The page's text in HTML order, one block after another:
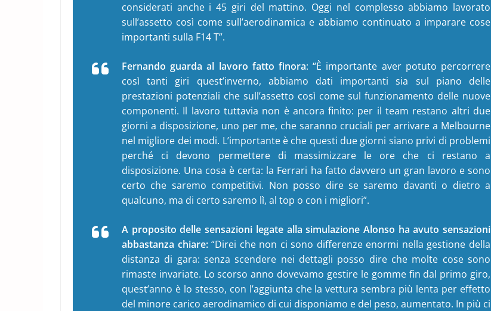
considerati anche i 45 giri del mattino. Oggi nel complesso abbiamo lavorato
sull’assetto così come sull’aerodinamica e abbiamo continuato a imparare cose
importanti sulla F14 T”.
Fernando guarda al lavoro fatto finora: “È importante aver potuto percorrere
così tanti giri quest’inverno, abbiamo dati importanti sia sul piano delle
prestazioni potenziali che sull’assetto così come sul funzionamento delle nuove
componenti. Il lavoro tuttavia non è ancora finito: per il team restano altri due
giorni a disposizione, uno per me, che saranno cruciali per arrivare a Melbourne
nel migliore dei modi. L’importante è che questi due giorni siano privi di problemi
perché ci devono permettere di massimizzare le ore che ci restano a
disposizione. Una cosa è certa: la Ferrari ha fatto davvero un gran lavoro e sono
certo che saremo competitivi. Non posso dire se saremo davanti o dietro a
qualcuno, ma di certo saremo lì, al top o con i migliori”.
A proposito delle sensazioni legate alla simulazione Alonso ha avuto sensazioni
abbastanza chiare:“Direi che non ci sono differenze enormi nella gestione della
distanza di gara: senza scendere nei dettagli posso dire che molte cose sono
rimaste invariate. Lo scorso anno dovevamo gestire le gomme fin dal primo giro,
quest’anno è lo stesso, con l’aggiunta che la vettura sembra più lenta per effetto
del minore carico aerodinamico di cui disponiamo e del peso, aumentato. In più ci